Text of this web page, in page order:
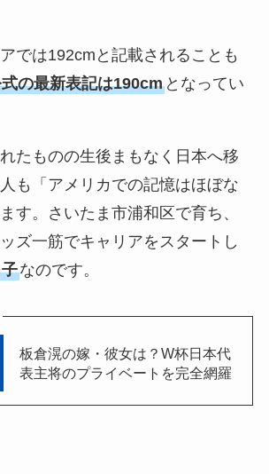
では192cmと記載されることも
の最新表記は190cmとなってい
たものの生後まもなく日本へ移
も「アメリカでの記憶はほぼな
す。さいたま市浦和区で育ち、
ズ一筋でキャリアをスタートし
なのです。
板倉滉の嫁・彼女は？W杯日本代
表主将のプライベートを完全網羅